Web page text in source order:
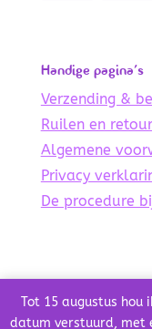
Tot 15 augustus hou
datum verstuurd, met
Handige pagina’s
Verzending &
Ruilen en
Algemene
Privacy
De procedure
Credits